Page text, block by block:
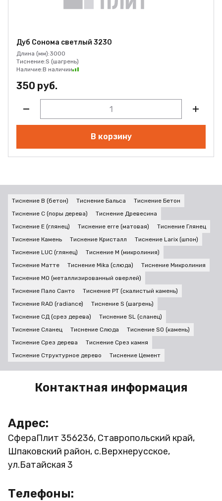
Дуб Сонома светлый 3230
Длина (мм):3000
Тиснение:S (шагрень)
Наличие:В наличии
350 руб.
В корзину
Тиснение B (бетон) Тиснение Бальса
Тиснение Бетон
Тиснение C (поры дерева)
Тиснение Древесина
Тиснение E (глянец)
Тиснение erre (матовая)
Тиснение Глянец
Тиснение Камень
Тиснение Кристалл
Тиснение Larix (шпон)
Тиснение LUC (глянец)
Тиснение M (микролиния)
Тиснение Матте
Тиснение Mika (слюда)
Тиснение Микролиния
Тиснение MO (металлизированный оверлей)
Тиснение Пало Санто
Тиснение PT (скалистый камень)
Тиснение RAD (radiance)
Тиснение S (шагрень)
Тиснение СД (срез дерева)
Тиснение SL (сланец)
Тиснение Сланец
Тиснение Слюда
Тиснение SO (камень)
Тиснение Срез дерева
Тиснение Срез камня
Тиснение Структурное дерево
Тиснение Цемент
Контактная информация
Адрес:
СфераПлит 356236, Ставропольский край,
Шпаковский район, с.Верхнерусское,
ул.Батайская 3
Телефоны: